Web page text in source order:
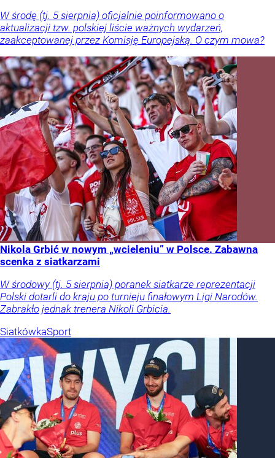
W środę (tj. 5 sierpnia) oficjalnie poinformowano o
aktualizacji tzw. polskiej liście ważnych wydarzeń,
zaakceptowanej przez Komisję Europejską. O czym mowa?
Nikola Grbić w nowym „wcieleniu” w Polsce. Zabawna
scenka z siatkarzami
W środowy (tj. 5 sierpnia) poranek siatkarze reprezentacji
Polski dotarli do kraju po turnieju finałowym Ligi Narodów.
Zabrakło jednak trenera Nikoli Grbicia.
SiatkówkaSport